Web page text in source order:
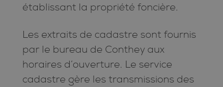
établissant la propriété foncière.
Les extraits de cadastre sont fournis
par le bureau de Conthey aux
horaires d’ouverture. Le service
cadastre gère les transmissions des